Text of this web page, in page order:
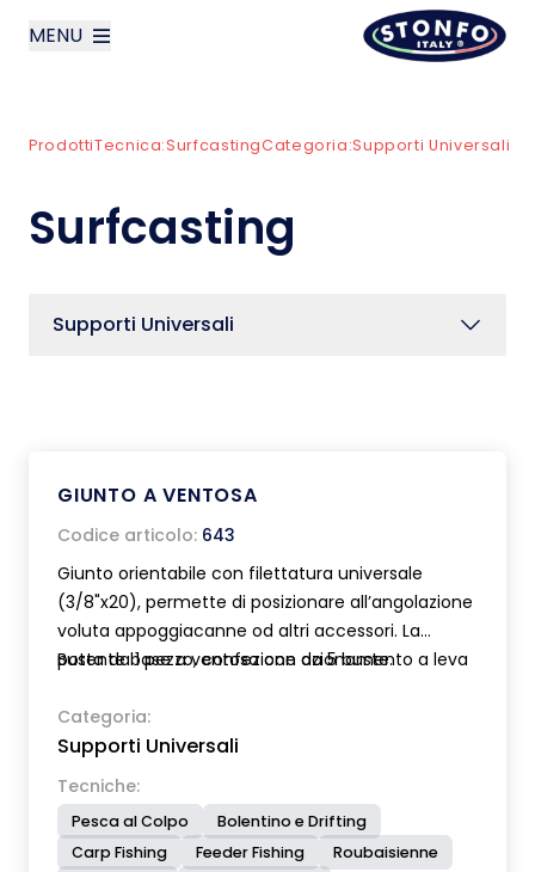
MENU
Prodotti
ProdottiTecnica:SurfcastingCategoria:Supporti Universali
Surfcasting
Supporti Universali
GIUNTO A VENTOSA
Codice articolo: 643
Giunto orientabile con filettatura universale
(3/8"x20), permette di posizionare all’angolazione
voluta appoggiacanne od altri accessori. La
potente base a ventosa con azionamento a leva
Busta da 1 pezzo, confezione da 5 buste.
Categoria:
Supporti Universali
Tecniche:
Pesca al Colpo
Bolentino e Drifting
Carp Fishing
Feeder Fishing
Roubaisienne